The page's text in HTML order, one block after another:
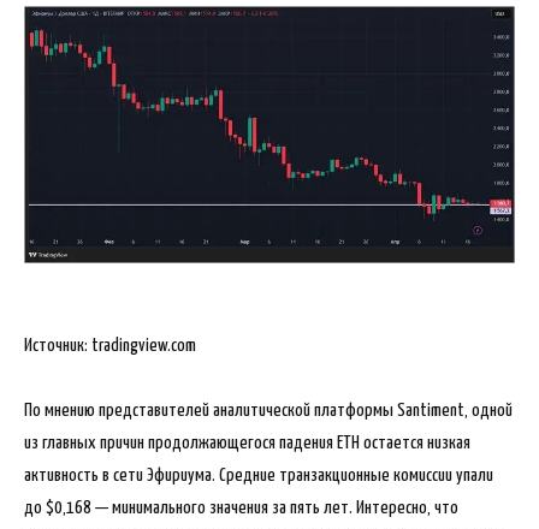
Источник: tradingview.com
По мнению представителей аналитической платформы Santiment, одной
из главных причин продолжающегося падения ETH остается низкая
активность в сети Эфириума. Средние транзакционные комиссии упали
до $0,168 — минимального значения за пять лет. Интересно, что